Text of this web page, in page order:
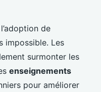
de
impossible. Les
surmonter les
enseignements
pour améliorer